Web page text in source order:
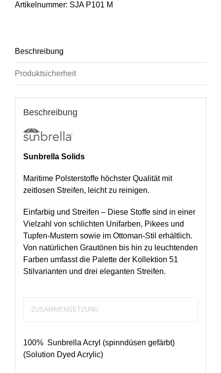
Artikelnummer: SJA P101 M
Beschreibung
Produktsicherheit
Beschreibung
Sunbrella Solids
Maritime Polsterstoffe höchster Qualität mit
zeitlosen Streifen, leicht zu reinigen.
Einfarbig und Streifen – Diese Stoffe sind in einer
Vielzahl von schlichten Unifarben, Pikees und
Tupfen-Mustern sowie im Ottoman-Stil erhältlich.
Von natürlichen Grautönen bis hin zu leuchtenden
Farben umfasst die Palette der Kollektion 51
Stilvarianten und drei eleganten Streifen.
ZUSAMMENSETZUNG
100% Sunbrella Acryl (spinndüsen gefärbt)
(Solution Dyed Acrylic)